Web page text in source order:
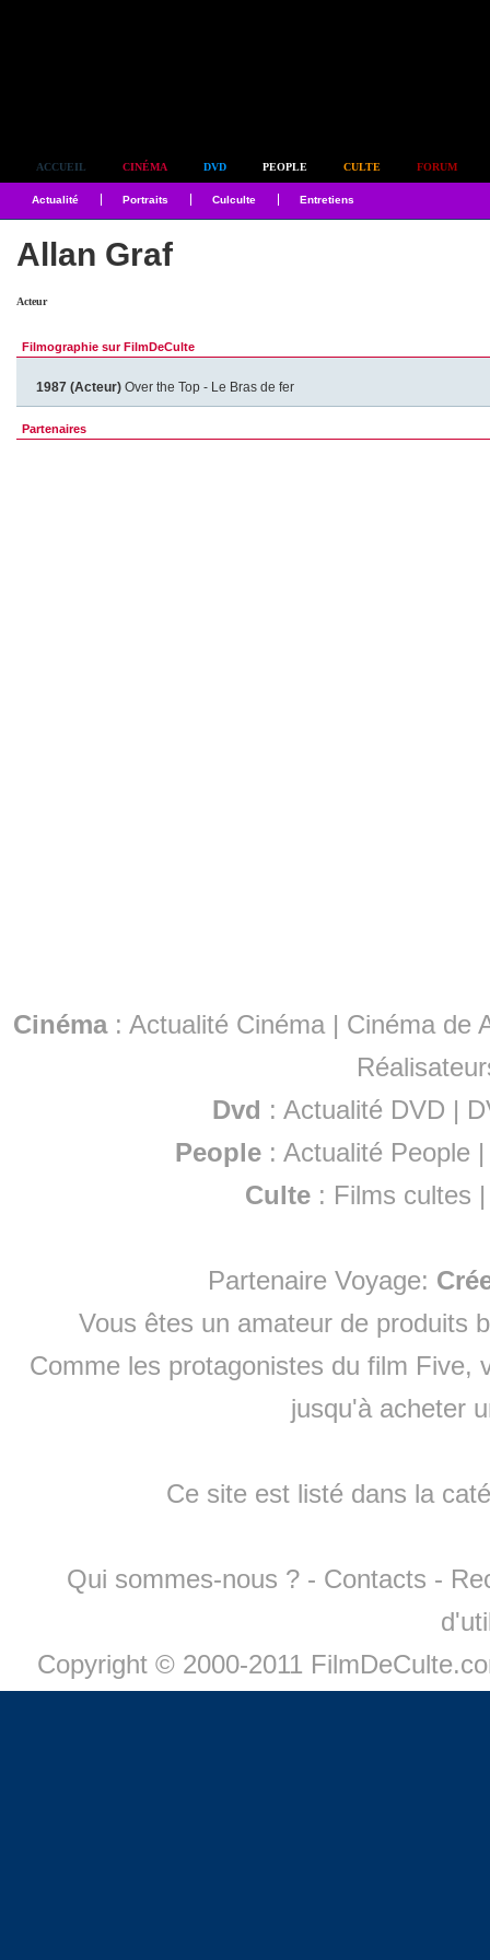
ACCUEIL CINÉMA DVD PEOPLE CULTE FORUM
Actualité Portraits Culculte Entretiens
Allan Graf
Acteur
Filmographie sur FilmDeCulte
1987 (Acteur) Over the Top - Le Bras de fer
Partenaires
Cinéma: Actualité Cinéma | Cinéma de
Dvd : Actualité DVD |
People :Actualité People
Culte : Films cultes
Partenaire Voyage:
Vous êtes un amateur de produits
Comme les protagonistes du film Five,
jusqu'à acheter
Ce site est listé dans la
Qui sommes-nous ? - Contacts -
Copyright © 2000-2011